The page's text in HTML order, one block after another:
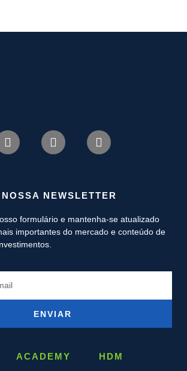
NEWSLETTER
formulário e mantenha-se atualizado
importantes do mercado e conteúdo de
ENVIAR
ACADEMY HDM